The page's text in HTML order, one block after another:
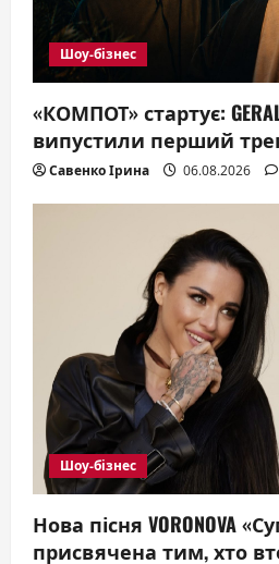
n
Шоу-бізнес
«КОМПОТ» стартує:
випустили перший
Савенко Ірина 06.08.2026
Шоу-бізнес
Нова пісня VORONOVA
присвячена тим, хто